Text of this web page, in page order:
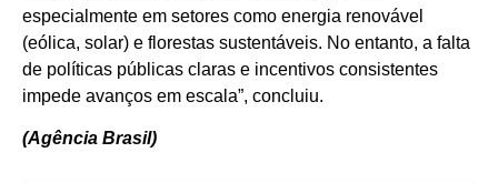
especialmente em setores como energia renovável
(eólica, solar) e florestas sustentáveis. No entanto, a falta
de políticas públicas claras e incentivos consistentes
impede avanços em escala”, concluiu.
(Agência Brasil)